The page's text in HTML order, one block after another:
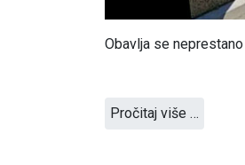
Obavlja se
Pročitaj više …